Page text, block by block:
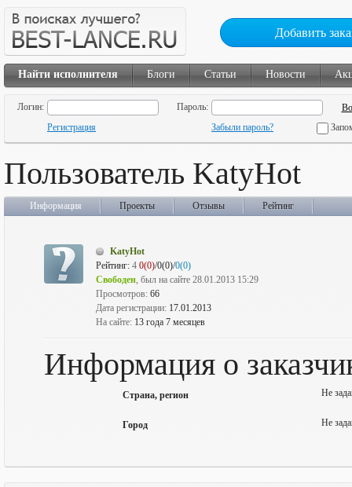
Добавить
Найти исполнителя Блоги Статьи Новости
Логин:
Пароль:
Регистрация
Забыли пароль?
Пользователь KatyHot
Информация Проекты Отзывы Рейтинг
KatyHot
Рейтинг: 4 0(0)/0(0)/0(0)
Свободен, был на сайте 28.01.2013 15:29
Просмотров: 66
Дата регистрации: 17.01.2013
На сайте: 13 года 7 месяцев
Информация о
Страна, регион Не
Город Не